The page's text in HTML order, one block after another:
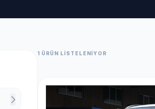
1 ÜRÜN LISTELENIYOR